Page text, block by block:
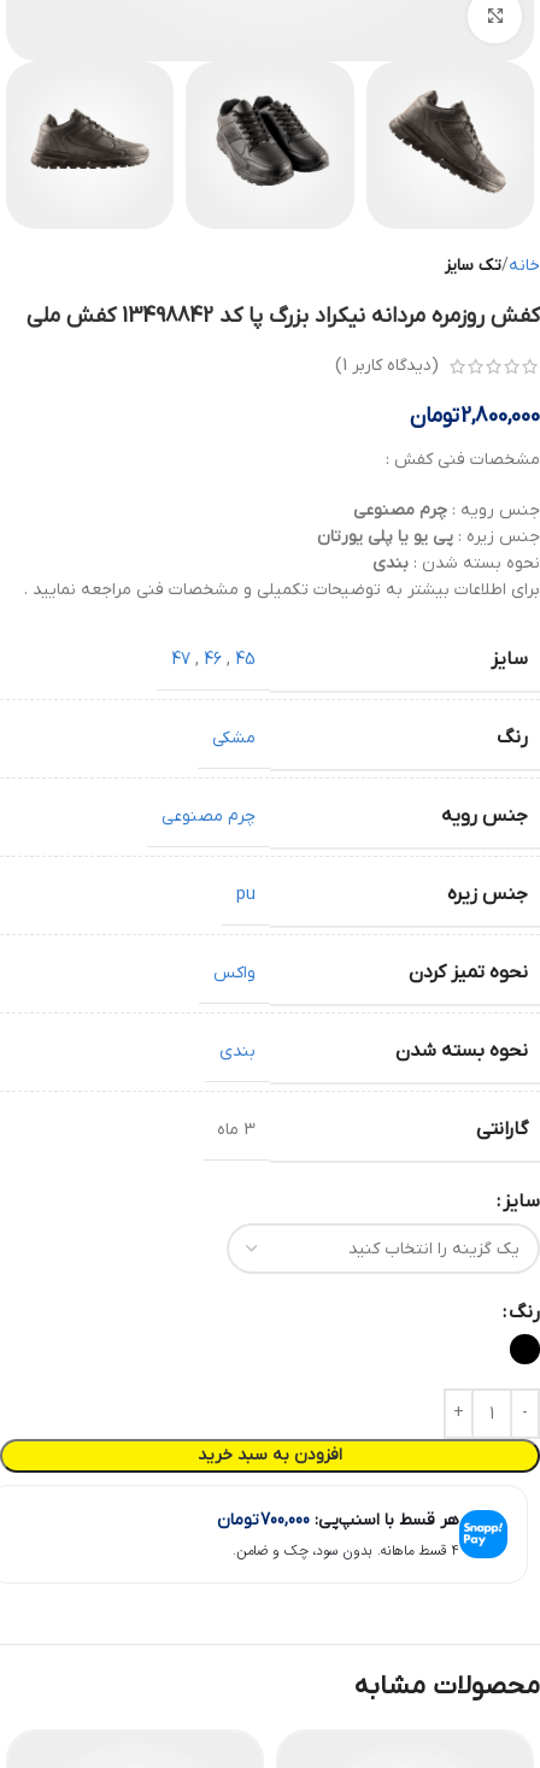
خانه تک سایز
کفش روزمره مردانه نیکراد بزرگ پا کد 13498842 کفش ملی
(دیدگاه کاربر 1
)
2,800,000تومان
مشخصات فنی کفش :
جنس رویه : چرم مصنوعی
جنس زیره : پی یو یا پلی یورتان
نحوه بسته شدن : بندی
برای اطلاعات بیشتر به توضیحات تکمیلی و مشخصات فنی مراجعه نمایید .
سایز 45
,
46
,
47
رنگ مشکی
جنس رویه چرم مصنوعی
جنس زیره pu
نحوه تمیز کردن واکس
نحوه بسته شدن بندی
گارانتی 3 ماه
سایز
رنگ
افزودن به سبد خرید
هر قسط با اسنپ‌پی: 700,000تومان
۴ قسط ماهانه. بدون سود، چک و ضامن.
محصولات مشابه